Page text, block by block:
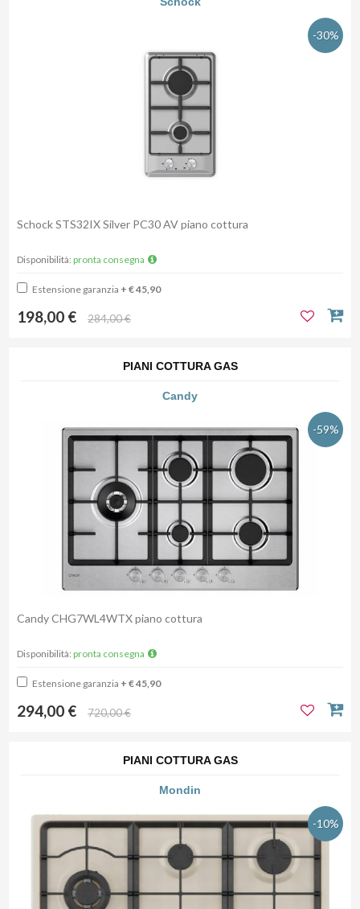
-30%
Schock STS32IX Silver PC30 AV piano cottura
Disponibilità: pronta consegna
Estensione garanzia + € 45,90
198,00 € 284,00 €
PIANI COTTURA GAS
Candy
-59%
Candy CHG7WL4WTX piano cottura
Disponibilità: pronta consegna
Estensione garanzia + € 45,90
294,00 € 720,00 €
PIANI COTTURA GAS
Mondin
-10%